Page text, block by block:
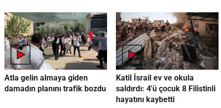
Atla gelin almaya giden
damadın planını trafik bozdu
Katil İsrail ev ve okula
saldırdı: 4'ü çocuk 8 Filistinli
hayatını kaybetti